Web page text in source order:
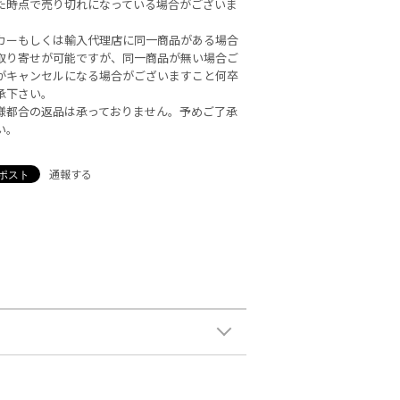
時点で売り切れになっている場合がございま
ーもしくは輸入代理店に同一商品がある場合
り寄せが可能ですが、同一商品が無い場合ご
キャンセルになる場合がございますこと何卒
さい。
都合の返品は承っておりません。予めご了承
通報する